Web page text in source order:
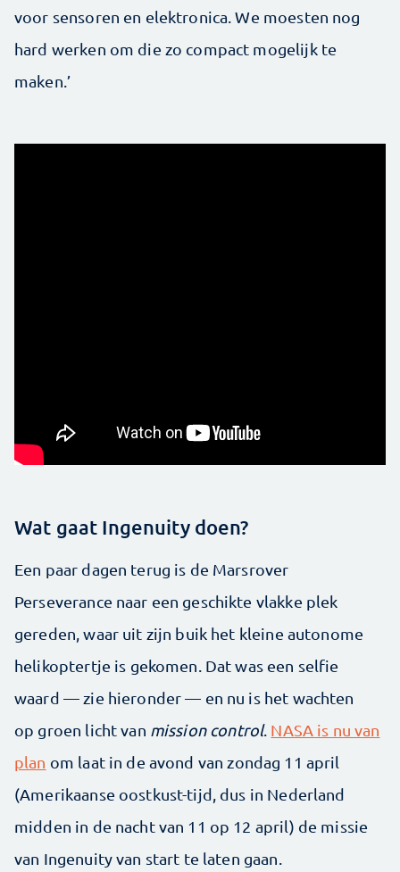
voor sensoren en elektronica. We moesten nog
hard werken om die zo compact mogelijk te
maken.’
Wat gaat Ingenuity doen?
Een paar dagen terug is de Marsrover
Perseverance naar een geschikte vlakke plek
gereden, waar uit zijn buik het kleine autonome
helikoptertje is gekomen. Dat was een selfie
waard — zie hieronder — en nu is het wachten
op groen licht van mission control. NASA is nu van
plan om laat in de avond van zondag 11 april
(Amerikaanse oostkust-tijd, dus in Nederland
midden in de nacht van 11 op 12 april) de missie
van Ingenuity van start te laten gaan.